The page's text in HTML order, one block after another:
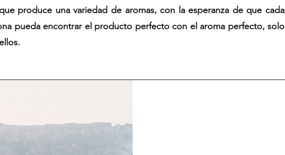
produce una variedad de aromas, con la esperanza de que cada
pueda encontrar el producto perfecto con el aroma perfecto, solo